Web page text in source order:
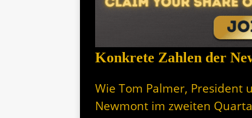
Konkrete Zahlen der
Wie Tom Palmer, President
Newmont im zweiten